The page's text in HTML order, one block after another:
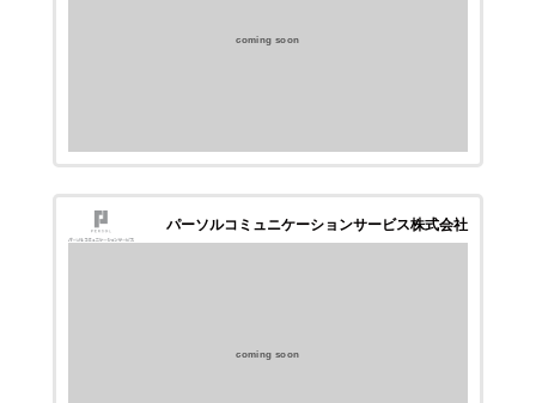
coming soon
パーソルコミュニケーションサービス株式会社
coming soon